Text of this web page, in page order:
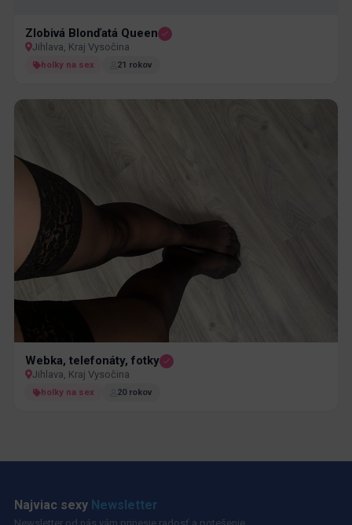
Zlobivá Blonďatá Queen
Jihlava, Kraj Vysočina
holky na sex 21 rokov
Webka, telefonáty, fotky
Jihlava, Kraj Vysočina
holky na sex 20 rokov
Najviac sexy Newsletter